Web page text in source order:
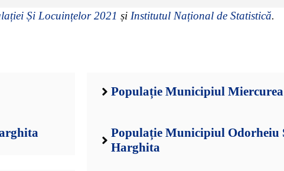
Și Locuințelor 2021 și Institutul Național de Statistică.
Populație Municipiul
Populație Municipiul Odorheiu
Harghita